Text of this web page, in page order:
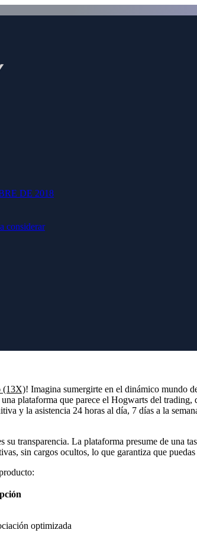
DE 2018
considerar3000 Lexipro (13X)
de
sin problemas.
(13X)! Imagina sumergirte en el dinámico mundo
plataforma que parece el Hogwarts del
y la asistencia 24 horas al día, 7 días a la
transparencia. La plataforma presume de una
sin cargos ocultos, lo que garantiza que
optimizada